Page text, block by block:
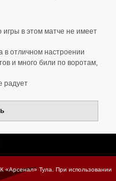
игры в этом матче не имеет
в отличном настроении
и много били по воротам,
радует
«Арсенал» Тула.
При использовании